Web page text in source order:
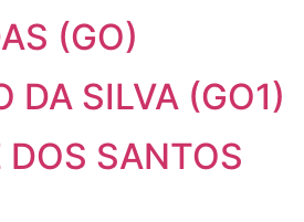
(GO)
DA SILVA (GO1)
DOS SANTOS